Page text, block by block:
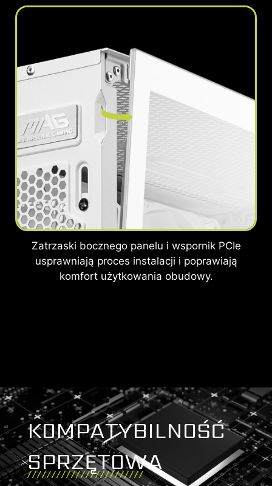
Zatrzaski bocznego panelu i wspornik PCIe
usprawniają proces instalacji i poprawiają
komfort użytkowania obudowy.
KOMPATYBILNOŚĆ
SPRZĘTOWA